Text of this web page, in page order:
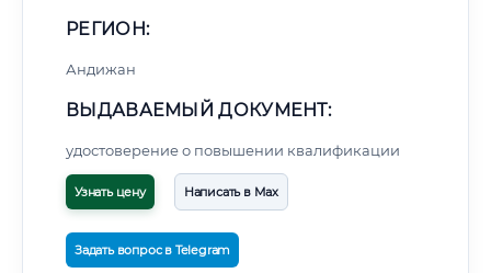
РЕГИОН:
Андижан
ВЫДАВАЕМЫЙ ДОКУМЕНТ:
удостоверение о повышении квалификации
Узнать цену Написать в Max
Задать вопрос в Telegram